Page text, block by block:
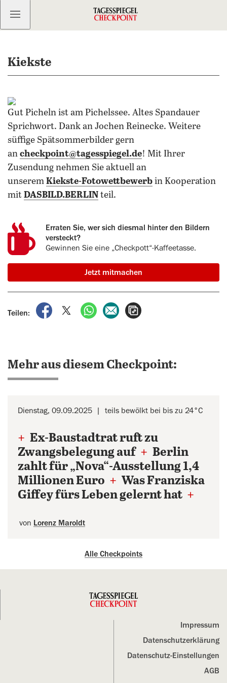
Kostenlos anmelden
Kiekste
Gut Picheln ist am Pichelssee. Altes Spandauer
Sprichwort. Dank an Jochen Reinecke. Weitere
süffige Spätsommerbilder gern
an checkpoint@tagesspiegel.de! Mit Ihrer
Zusendung nehmen Sie aktuell an
unserem Kiekste-Fotowettbewerb in Kooperation
mit DASBILD.BERLIN teil.
Erraten Sie, wer sich diesmal hinter den Bildern
versteckt?
Gewinnen Sie eine „Checkpott“-Kaffeetasse.
Jetzt mitmachen
Teilen:
auf Facebook teilen
auf X teilenper WhatsApp teilen
per E-Mail teilen
Mehr aus diesem Checkpoint:
Dienstag, 09.09.2025 teils bewölkt bei bis zu 24°C
+ Ex-Baustadtrat ruft zu
Zwangsbelegung auf + Berlin
zahlt für „Nova“-Ausstellung 1,4
Millionen Euro + Was Franziska
Giffey fürs Leben gelernt hat +
von Lorenz Maroldt
Alle Checkpoints
Impressum
Datenschutz­erklärung
Datenschutz-Einstellungen
AGB